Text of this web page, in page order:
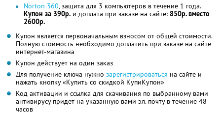
Norton 360, защита для 3 компьютеров в течение 1 года.
Купон за 390р. и доплата при заказе на сайте: 850р. вместо
2600р.
Купон является первоначальным взносом от общей стоимости.
Полную стоимость необходимо доплатить при заказе на сайте
интернет-магазина
Купон действует на один заказ
Для получение ключа нужно зарегистрироваться на сайте и
нажать кнопку «Купить со скидкой КупиКупон»
Код активации и ссылка для скачивания по выбранному вами
антивирусу придет на указанную вами эл. почту в течение 48
часов